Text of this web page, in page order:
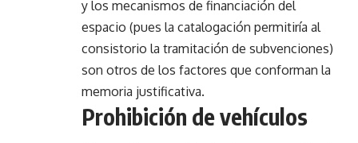
y los mecanismos de financiación del
espacio (pues la catalogación permitiría al
consistorio la tramitación de subvenciones)
son otros de los factores que conforman la
memoria justificativa.
Prohibición de vehículos